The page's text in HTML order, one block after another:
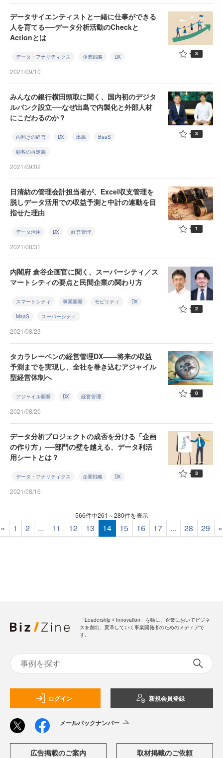
データサイエンティストと一緒に仕事ができる
人を育てる──データ分析活動のCheckと
Actionとは
データ・アナリティクス 企業戦略 DX
2021/09/10
3
みんなの銀行横田頭取に聞く、国内初のデジタ
ルバンク設立──なぜ出島で内製化と外部人材
にこだわるのか？
両利きの経営 DX 出島 BaaS
顧客の再定義
2021/09/02
3
日清紡の管理会計担当者が、Excel収支管理を
脱しデータ活用での収益予測と中計の連動を目
指せた理由
データ活用 DX 経営管理
2021/08/31
1
内閣府 倉谷企画官に聞く、スーパーシティ／ス
マートシティの要点と民間企業の関わり方
スマートシティ 事業開発 モビリティ DX
MaaS スーパーシティ
2021/08/23
2
タカラレーベンの経営管理DX――将来の収益
予測までを実現し、全社を巻き込むアジャイル
型経営体制へ
アジャイル開発 DX 経営管理
2021/08/20
0
データ分析プロジェクトの成否を分ける「企画
の作り方」──部門の壁を越える、データ利活
用シートとは？
データ・アナリティクス 企業戦略 DX
2021/08/16
3
566件中261～280件を表示
« 1 2 ... 11 12 13 14 15 16 17 ... 28 29 »
「Leadership ☓ Innovation」を軸に、企業においてビジネ
スを創出、変革していく事業開発者のためのメディアで
す。
ログイン 新規会員登録
メールバックナンバー
広告掲載のご案内 取材掲載のご依頼